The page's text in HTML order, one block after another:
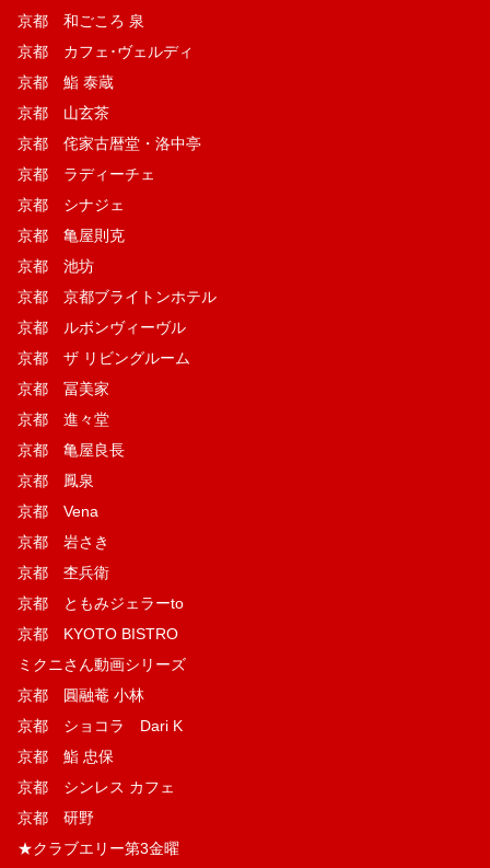
京都 和ごころ 泉
京都 カフェ･ヴェルディ
京都 鮨 泰蔵
京都 山玄茶
京都 侘家古暦堂・洛中亭
京都 ラディーチェ
京都 シナジェ
京都 亀屋則克
京都 池坊
京都 京都ブライトンホテル
京都 ルボンヴィーヴル
京都 ザ リビングルーム
京都 冨美家
京都 進々堂
京都 亀屋良長
京都 鳳泉
京都 Vena
京都 岩さき
京都 杢兵衛
京都 ともみジェラーto
京都 KYOTO BISTRO
ミクニさん動画シリーズ
京都 圓融菴 小林
京都 ショコラ Dari K
京都 鮨 忠保
京都 シンレス カフェ
京都 研野
★クラブエリー第3金曜